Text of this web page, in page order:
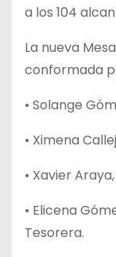
a los 104
La nueva
conformada
• Solange
• Ximena
• Xavier
• Elicena
Tesorera.